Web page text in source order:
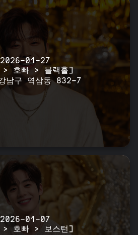
2026-01-27
> 호빠 > 블랙홀]
남구 역삼동 832-7
2026-01-07
> 호빠 > 보스턴]